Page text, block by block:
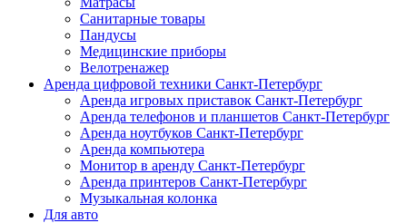
Санитарные товары
Пандусы
Медицинские приборы
Велотренажер
Аренда цифровой техники Санкт-Петербург
Аренда игровых приставок Санкт-Петербург
Аренда телефонов и планшетов Санкт-Петербург
Аренда ноутбуков Санкт-Петербург
Аренда компьютера
Монитор в аренду Санкт-Петербург
Аренда принтеров Санкт-Петербург
Музыкальная колонка
Для авто